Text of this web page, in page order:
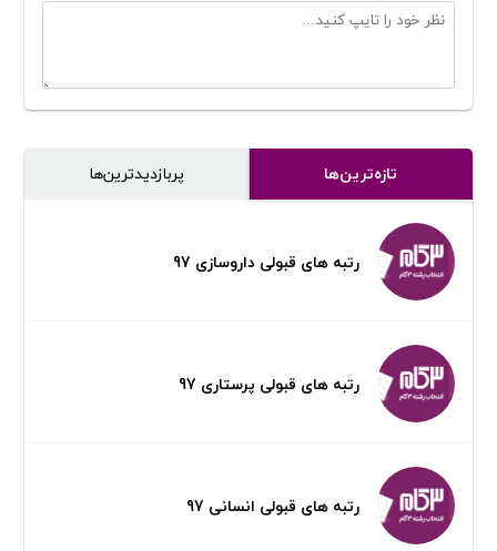
تازه‌ترین‌ها پر‌بازدیدترین‌ها
رتبه های قبولی داروسازی 97
رتبه های قبولی پرستاری 97
رتبه های قبولی انسانی 97